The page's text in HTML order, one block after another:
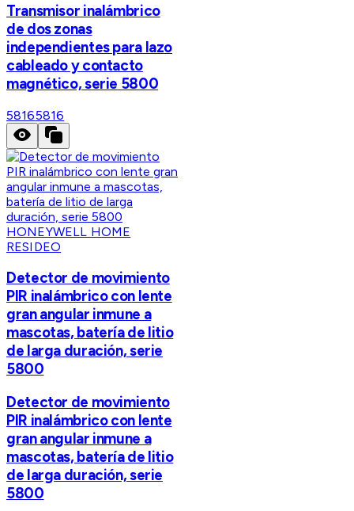
Transmisor inalámbrico
de dos zonas
independientes para lazo
cableado y contacto
magnético, serie 5800
58165816
HONEYWELL HOME
RESIDEO
Detector de movimiento
PIR inalámbrico con lente
gran angular inmune a
mascotas, batería de litio
de larga duración, serie
5800
Detector de movimiento
PIR inalámbrico con lente
gran angular inmune a
mascotas, batería de litio
de larga duración, serie
5800